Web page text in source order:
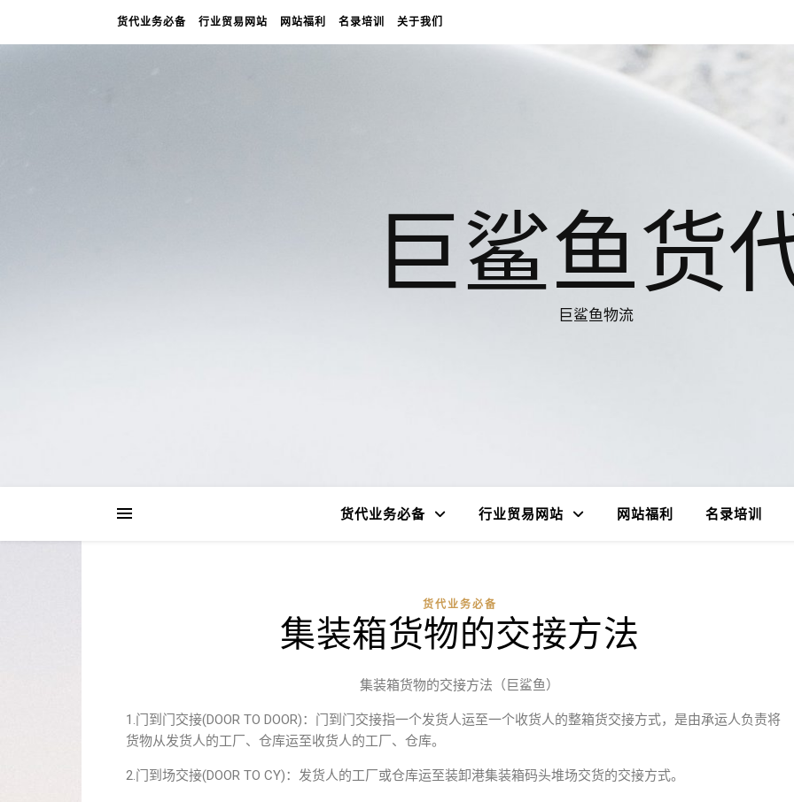
货代业务必备 行业贸易网站 网站福利 名录培训 关于我们
巨鲨鱼货
巨鲨鱼物流
货代业务必备 行业贸易网站 网站福利 名录培训
货代业务必备
集装箱货物的交接方法
集装箱货物的交接方法（巨鲨鱼）
1.门到门交接(DOOR TO DOOR)：门到门交接指一个发货人运至一个收货人的整箱货交接方式，是由承运人负责将
货物从发货人的工厂、仓库运至收货人的工厂、仓库。
2.门到场交接(DOOR TO CY)：发货人的工厂或仓库运至装卸港集装箱码头堆场交货的交接方式。